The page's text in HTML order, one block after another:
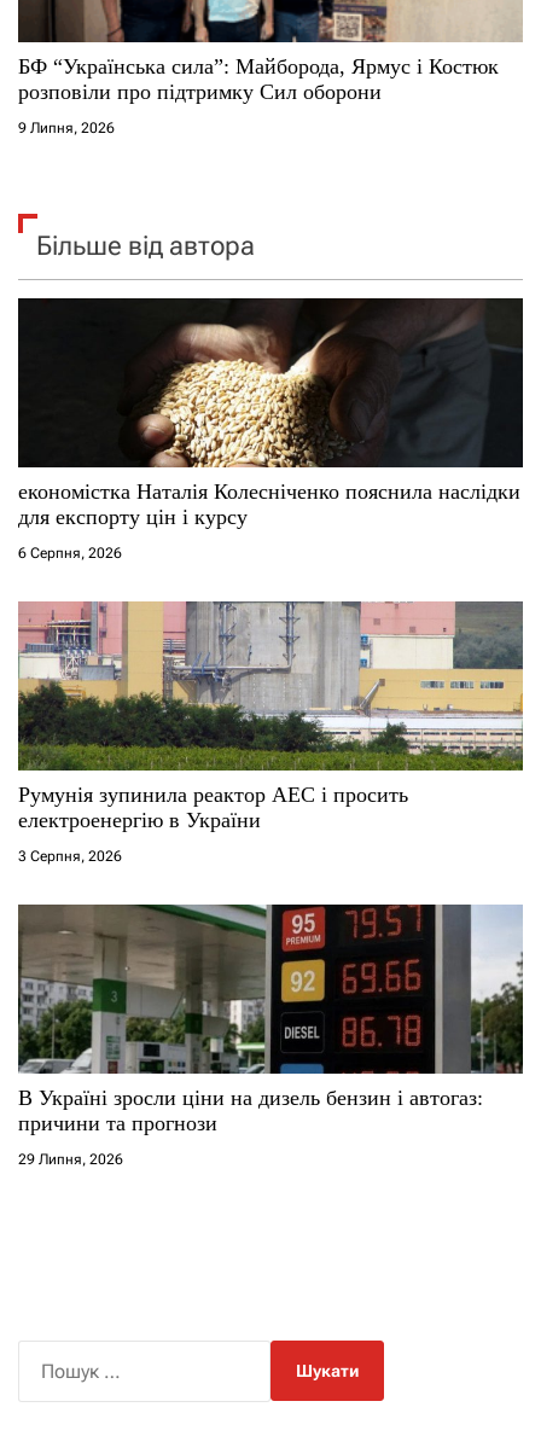
БФ “Українська сила”: Майборода, Ярмус і Костюк
розповіли про підтримку Сил оборони
9 Липня, 2026
Більше від автора
економістка Наталія Колесніченко пояснила наслідки
для експорту цін і курсу
6 Серпня, 2026
Румунія зупинила реактор АЕС і просить
електроенергію в України
3 Серпня, 2026
В Україні зросли ціни на дизель бензин і автогаз:
причини та прогнози
29 Липня, 2026